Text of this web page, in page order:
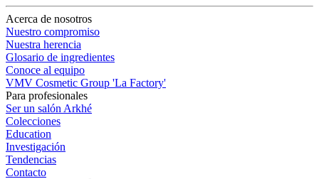
Acerca de nosotros
Nuestro compromiso
Nuestra herencia
Glosario de ingredientes
Conoce al equipo
VMV Cosmetic Group 'La Factory'
Para profesionales
Ser un salón Arkhé
Colecciones
Education
Investigación
Tendencias
Contacto